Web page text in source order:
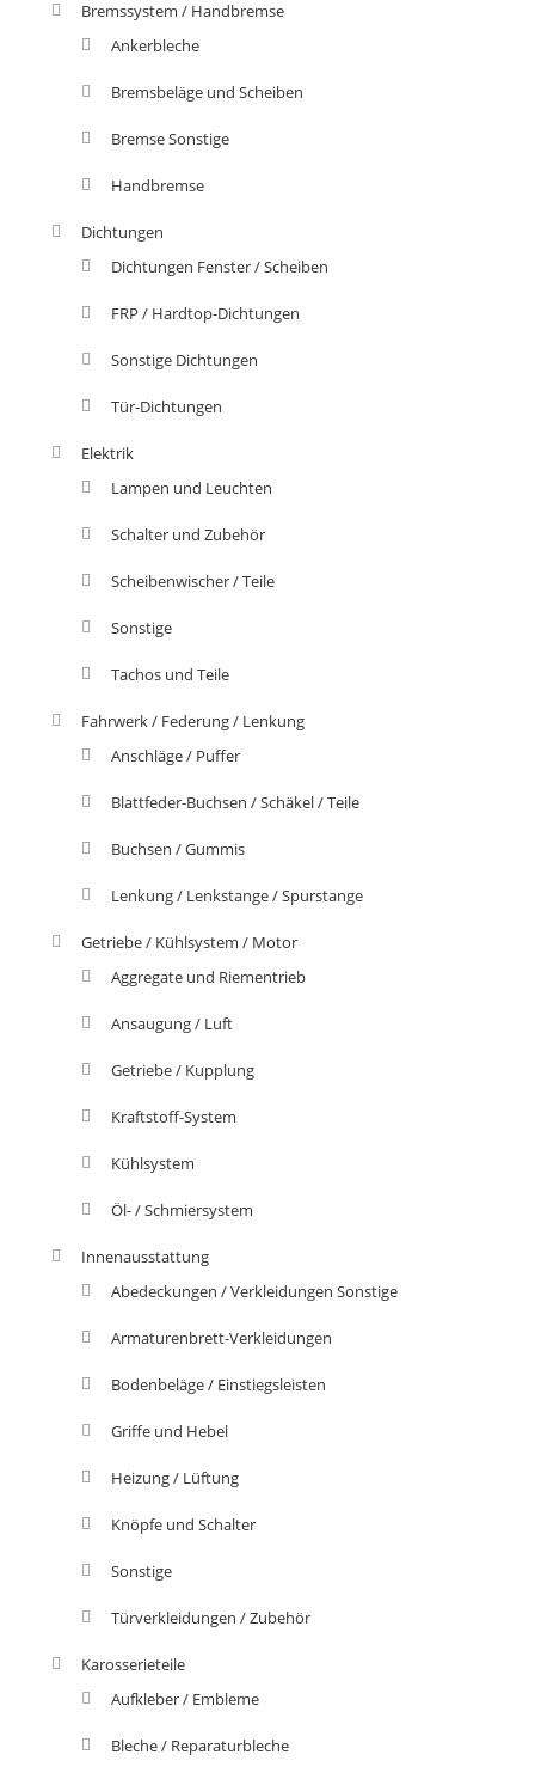
Bremssystem / Handbremse
Ankerbleche
Bremsbeläge und Scheiben
Bremse Sonstige
Handbremse
Dichtungen
Dichtungen Fenster / Scheiben
FRP / Hardtop-Dichtungen
Sonstige Dichtungen
Tür-Dichtungen
Elektrik
Lampen und Leuchten
Schalter und Zubehör
Scheibenwischer / Teile
Sonstige
Tachos und Teile
Fahrwerk / Federung / Lenkung
Anschläge / Puffer
Blattfeder-Buchsen / Schäkel / Teile
Buchsen / Gummis
Lenkung / Lenkstange / Spurstange
Getriebe / Kühlsystem / Motor
Aggregate und Riementrieb
Ansaugung / Luft
Getriebe / Kupplung
Kraftstoff-System
Kühlsystem
Öl- / Schmiersystem
Innenausstattung
Abedeckungen / Verkleidungen Sonstige
Armaturenbrett-Verkleidungen
Bodenbeläge / Einstiegsleisten
Griffe und Hebel
Heizung / Lüftung
Knöpfe und Schalter
Sonstige
Türverkleidungen / Zubehör
Karosserieteile
Aufkleber / Embleme
Bleche / Reparaturbleche